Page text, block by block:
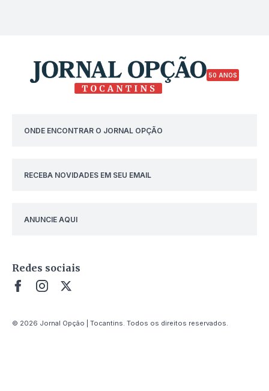
50 ANOS
ONDE ENCONTRAR O JORNAL OPÇÃO
RECEBA NOVIDADES EM SEU EMAIL
ANUNCIE AQUI
Redes sociais
© 2026 Jornal Opção | Tocantins. Todos os direitos reservados.